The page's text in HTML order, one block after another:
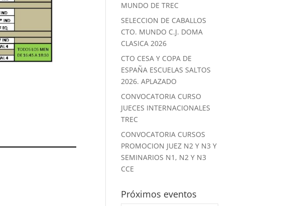
MUNDO DE TREC
SELECCION DE CABALLOS
CTO. MUNDO C.J. DOMA
CLASICA 2026
CTO CESA Y COPA DE
ESPAÑA ESCUELAS SALTOS
2026. APLAZADO
CONVOCATORIA CURSO
JUECES INTERNACIONALES
TREC
CONVOCATORIA CURSOS
PROMOCION JUEZ N2 Y N3 Y
SEMINARIOS N1, N2 Y N3
CCE
Próximos eventos